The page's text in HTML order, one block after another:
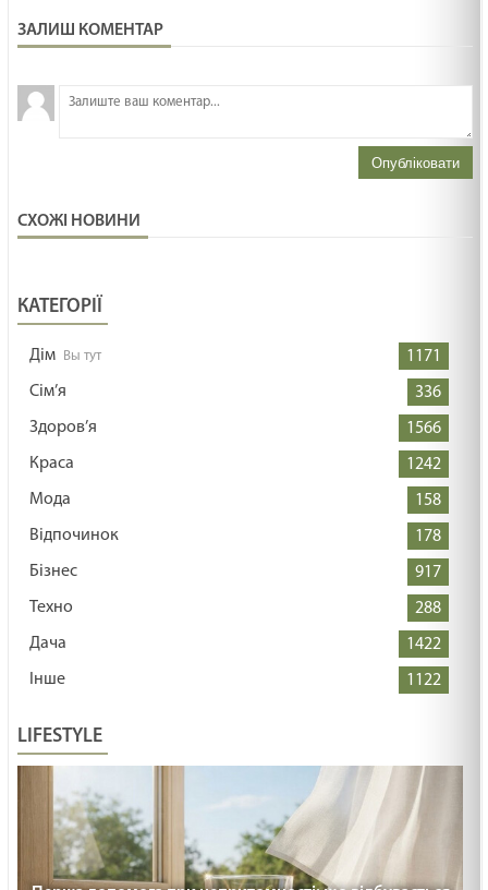
ЗАЛИШ КОМЕНТАР
Опубліковати
СХОЖІ НОВИНИ
КАТЕГОРІЇ
Дім
1171
Сім’я
336
Здоров’я
1566
Краса
1242
Мода
158
Відпочинок
178
Бізнес
917
Техно
288
Дача
1422
Інше
1122
LIFESTYLE